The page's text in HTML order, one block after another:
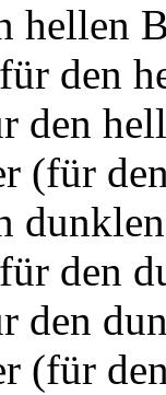
hellen
den
den
(für
den
den
(für